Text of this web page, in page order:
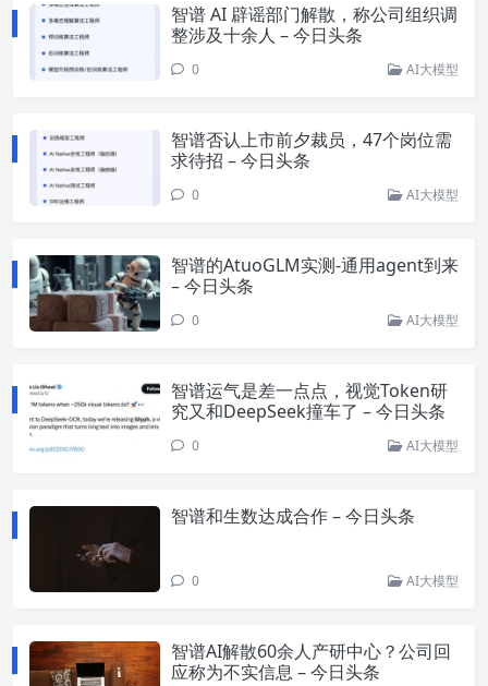
智谱 AI 辟谣部门解散，称公司组织调
整涉及十余人 – 今日头条
0 AI大模型
智谱否认上市前夕裁员，47个岗位需
求待招 – 今日头条
0 AI大模型
智谱的AtuoGLM实测-通用agent到来
– 今日头条
0 AI大模型
智谱运气是差一点点，视觉Token研
究又和DeepSeek撞车了 – 今日头条
0 AI大模型
智谱和生数达成合作 – 今日头条
0 AI大模型
智谱AI解散60余人产研中心？公司回
应称为不实信息 – 今日头条